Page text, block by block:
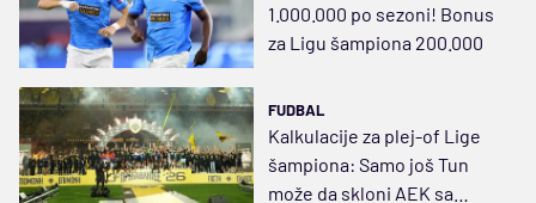
1.000.000 po sezoni! Bonus
za Ligu šampiona 200.000
FUDBAL
Kalkulacije za plej-of Lige
šampiona: Samo još Tun
može da skloni AEK sa